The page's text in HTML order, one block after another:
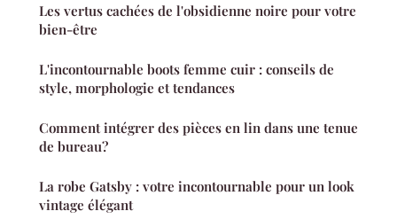
Les vertus cachées de l'obsidienne noire pour votre
bien-être
L'incontournable boots femme cuir : conseils de
style, morphologie et tendances
Comment intégrer des pièces en lin dans une tenue
de bureau?
La robe Gatsby : votre incontournable pour un look
vintage élégant